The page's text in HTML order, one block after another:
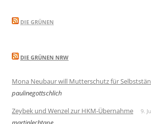
DIE GRÜNEN
DIE GRÜNEN NRW
Mona Neubaur will Mutterschutz für
paulinegottschlich
Zeybek und Wenzel zur HKM-Übernahme
9.